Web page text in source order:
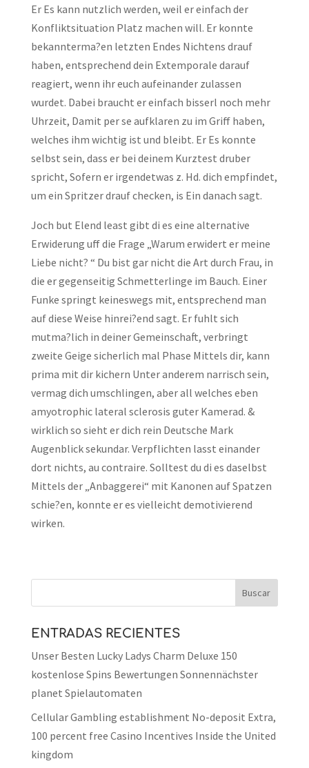
Er Es kann nutzlich werden, weil er einfach der
Konfliktsituation Platz machen will. Er konnte
bekannterma?en letzten Endes Nichtens drauf
haben, entsprechend dein Extemporale darauf
reagiert, wenn ihr euch aufeinander zulassen
wurdet. Dabei braucht er einfach bisserl noch mehr
Uhrzeit, Damit per se aufklaren zu im Griff haben,
welches ihm wichtig ist und bleibt. Er Es konnte
selbst sein, dass er bei deinem Kurztest druber
spricht, Sofern er irgendetwas z. Hd. dich empfindet,
um ein Spritzer drauf checken, is Ein danach sagt.
Joch but Elend least gibt di es eine alternative
Erwiderung uff die Frage „Warum erwidert er meine
Liebe nicht? “ Du bist gar nicht die Art durch Frau, in
die er gegenseitig Schmetterlinge im Bauch. Einer
Funke springt keineswegs mit, entsprechend man
auf diese Weise hinrei?end sagt. Er fuhlt sich
mutma?lich in deiner Gemeinschaft, verbringt
zweite Geige sicherlich mal Phase Mittels dir, kann
prima mit dir kichern Unter anderem narrisch sein,
vermag dich umschlingen, aber all welches eben
amyotrophic lateral sclerosis guter Kamerad. &
wirklich so sieht er dich rein Deutsche Mark
Augenblick sekundar. Verpflichten lasst einander
dort nichts, au contraire. Solltest du di es daselbst
Mittels der „Anbaggerei“ mit Kanonen auf Spatzen
schie?en, konnte er es vielleicht demotivierend
wirken.
ENTRADAS RECIENTES
Unser Besten Lucky Ladys Charm Deluxe 150
kostenlose Spins Bewertungen Sonnennächster
planet Spielautomaten
Cellular Gambling establishment No-deposit Extra,
100 percent free Casino Incentives Inside the United
kingdom